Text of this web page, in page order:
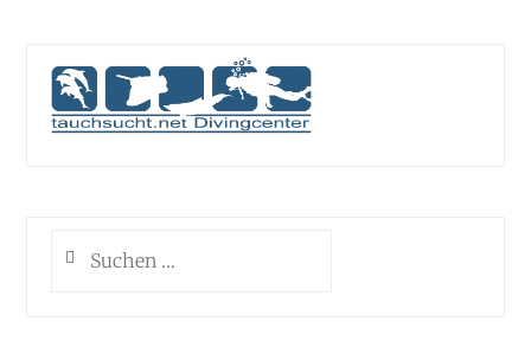
nach: